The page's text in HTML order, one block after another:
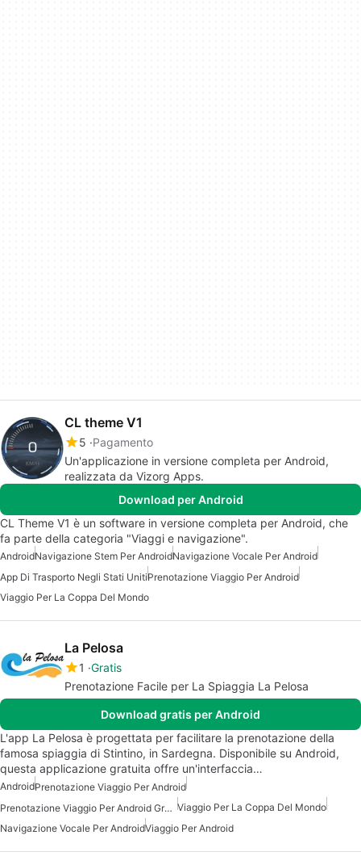
CL theme V1
5 Pagamento
Un'applicazione in versione completa per Android,
realizzata da Vizorg Apps.
Download per Android
CL Theme V1 è un software in versione completa per Android, che
fa parte della categoria "Viaggi e navigazione".
AndroidNavigazione Stem Per AndroidNavigazione Vocale Per Android
App Di Trasporto Negli Stati UnitiPrenotazione Viaggio Per Android
Viaggio Per La Coppa Del Mondo
La Pelosa
1 Gratis
Prenotazione Facile per La Spiaggia La Pelosa
Download gratis per Android
L'app La Pelosa è progettata per facilitare la prenotazione della
famosa spiaggia di Stintino, in Sardegna. Disponibile su Android,
questa applicazione gratuita offre un'interfaccia…
AndroidPrenotazione Viaggio Per Android
Prenotazione Viaggio Per Android Gratis Viaggio Per La Coppa Del Mondo
Navigazione Vocale Per AndroidViaggio Per Android